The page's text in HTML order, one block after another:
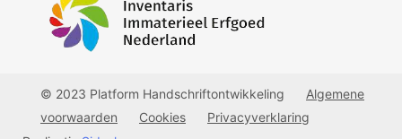
© 2023 Platform Handschriftontwikkeling
Algemene
voorwaarden
Cookies
Privacyverklaring